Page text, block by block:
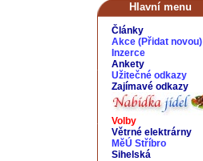
Hlavní menu
Články
Akce (Přidat novou)
Inzerce
Ankety
Užitečné odkazy
Zajímavé odkazy
Volby
Větrné elektrárny
MěÚ Stříbro
Sihelská